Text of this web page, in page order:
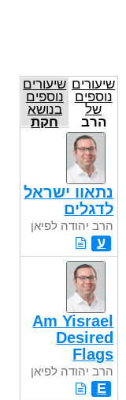
שיעורים
נוספים
של
הרב
יהודה
לפיאן
שיעורים
נוספים
בנושא
חקת
נתאוו ישראל
לדגלים
הרב יהודה לפיאן
ע
Am Yisrael
Desired
Flags
הרב יהודה לפיאן
E